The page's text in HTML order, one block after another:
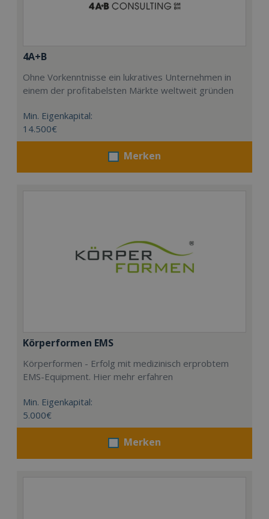
4A+B
Ohne Vorkenntnisse ein lukratives Unternehmen in
einem der profitabelsten Märkte weltweit gründen
Min. Eigenkapital:
14.500€
Merken
Körperformen EMS
Körperformen - Erfolg mit medizinisch erprobtem
EMS-Equipment. Hier mehr erfahren
Min. Eigenkapital:
5.000€
Merken